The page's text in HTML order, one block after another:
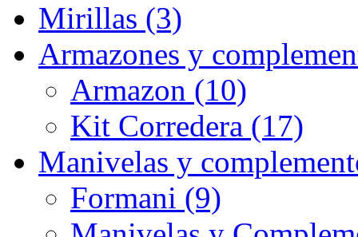
Mirillas (3)
Armazones y
Armazon (10)
Kit Corredera (17)
Manivelas y
Formani (9)